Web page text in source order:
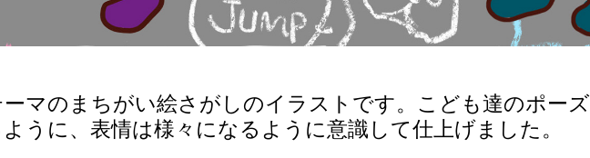
マのまちがい絵さがしのイラストです。こども達のポーズ
うに、表情は様々になるように意識して仕上げました。